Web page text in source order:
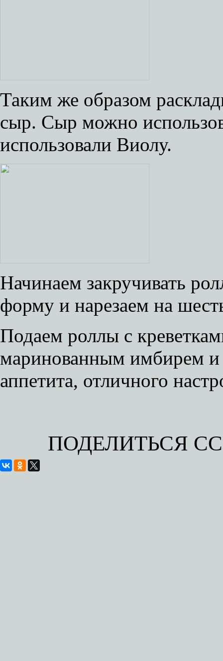
Таким же образом
сыр. Сыр можно
использовали Виолу.
Начинаем закручивать
форму и нарезаем на
Подаем роллы с
маринованным имбирем
аппетита, отличного
ПОДЕЛИТЬСЯ